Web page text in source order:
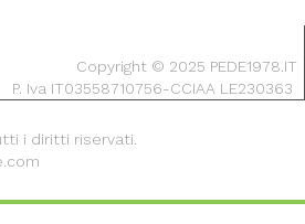
Copyright © 2025 PEDE1978.IT
P. Iva IT03558710756-CCIAA LE230363
i diritti riservati.